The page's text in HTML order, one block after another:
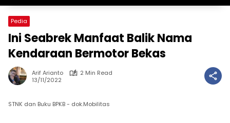
Pedia
Ini Seabrek Manfaat Balik Nama
Kendaraan Bermotor Bekas
Arif Arianto
2 Min Read
13/11/2022
STNK dan Buku BPKB - dok.Mobilitas